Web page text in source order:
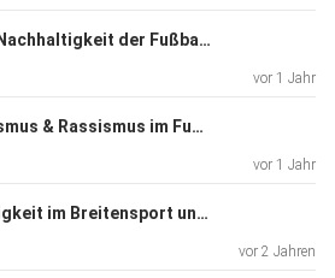
wie Klimawandel und
die Akzeptanz für kollektive
bei allen Akteuren im Sport zu
#20 Über die Nachhaltigkeit der Fußball-EM 2024 - im Gespräch mit Maximilian Rieger (freier Journalist) & Jenny Amann (Doktorandin Universität Loughborough)
vor 1 Jahr
#19 Kolonialismus & Rassismus im Fußball - im Gespräch mit Ronny Blaschke (Buchautor) und Pablo Thiam (Ex-Bundesligaspieler)
vor 1 Jahr
#18 Nachhaltigkeit im Breitensport und die Nachhaltigkeitsstrategie der Bundesregierung - im Gespräch mit Alice Berger (LAG 21 NRW)
vor 2 Jahren